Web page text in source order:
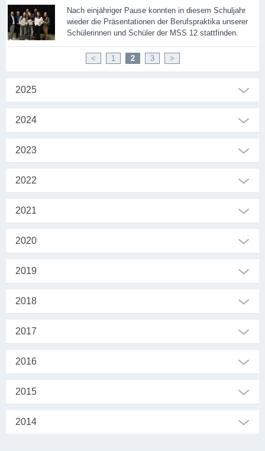
Nach einjähriger Pause konnten in diesem Schuljahr
wieder die Präsentationen der Berufspraktika unserer
Schülerinnen und Schüler der MSS 12 stattfinden.
< 1 2 3 >
2025
2024
2023
2022
2021
2020
2019
2018
2017
2016
2015
2014